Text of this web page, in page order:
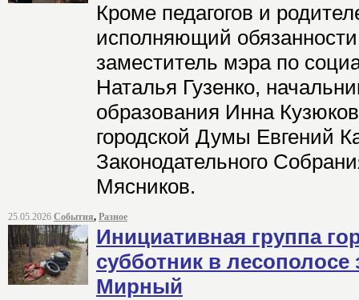
Кроме педагогов и
исполняющий
заместитель мэра по
Наталья Гузенко,
образования Инна
городской Думы Евгений
Законодательного
Мясников.
25.05.2026 События, Разное
Инициативная группа
субботник в
Мирный